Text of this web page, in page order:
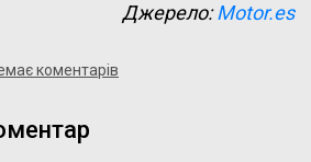
Джерело:Motor.es
коментарів